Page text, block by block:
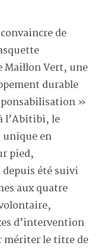
de
Maillon Vert, une
durable
»
l’Abitibi, le
unique en
pied,
depuis été suivi
aux quatre
d’intervention
mériter le titre de